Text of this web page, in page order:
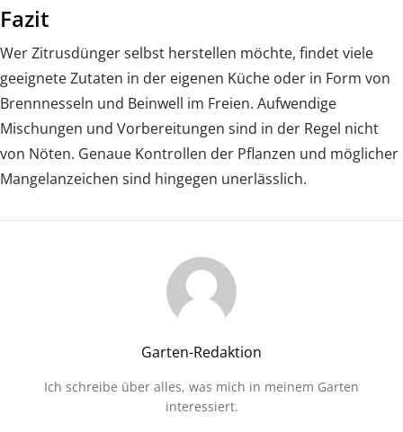
Fazit
Wer Zitrusdünger selbst herstellen möchte, findet viele
geeignete Zutaten in der eigenen Küche oder in Form von
Brennnesseln und Beinwell im Freien. Aufwendige
Mischungen und Vorbereitungen sind in der Regel nicht
von Nöten. Genaue Kontrollen der Pflanzen und möglicher
Mangelanzeichen sind hingegen unerlässlich.
Garten-Redaktion
Ich schreibe über alles, was mich in meinem Garten
interessiert.